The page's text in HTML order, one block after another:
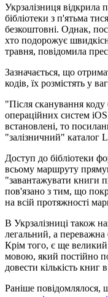
Укрзалізниця
бібліотеки з п'ятьма
безкоштовні. Однак,
хто подорожує
травня, повідомила
Зазначається, що
кодів, їх розмістять у
"Після сканування коду
операційних систем
встановлені, то
"залізничний" каталог
Доступ до бібліотеки
всьому маршруту
"завантажувати книги
пов'язано з тим, що
на всій протяжності
В Укрзалізниці також
легальний, а
Крім того, є ще великий
мовою, який постійно
довести кількість книг
Раніше повідомлялося,